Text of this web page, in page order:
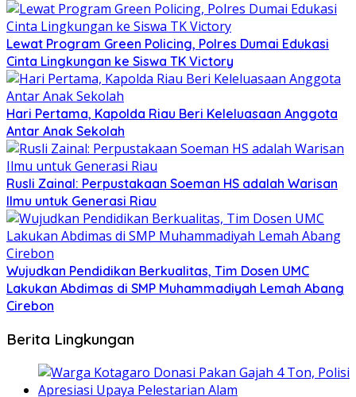
Lewat Program Green Policing, Polres Dumai Edukasi
Cinta Lingkungan ke Siswa TK Victory
Hari Pertama, Kapolda Riau Beri Keleluasaan Anggota
Antar Anak Sekolah
Rusli Zainal: Perpustakaan Soeman HS adalah Warisan
Ilmu untuk Generasi Riau
Wujudkan Pendidikan Berkualitas, Tim Dosen UMC
Lakukan Abdimas di SMP Muhammadiyah Lemah Abang
Cirebon
Berita Lingkungan